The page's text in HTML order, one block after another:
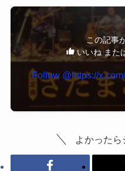
この記事
いいね また
よかったら